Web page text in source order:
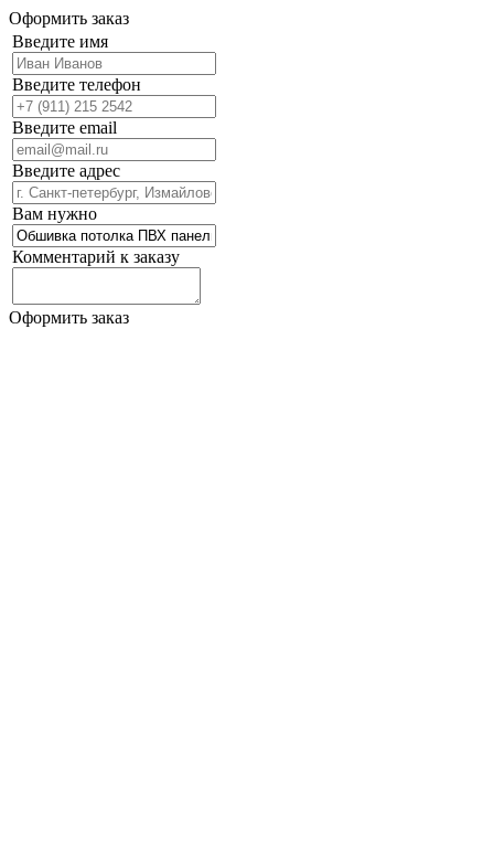
Оформить заказ
Введите имя
Введите телефон
Введите email
Введите адрес
Вам нужно
Комментарий к заказу
Оформить заказ